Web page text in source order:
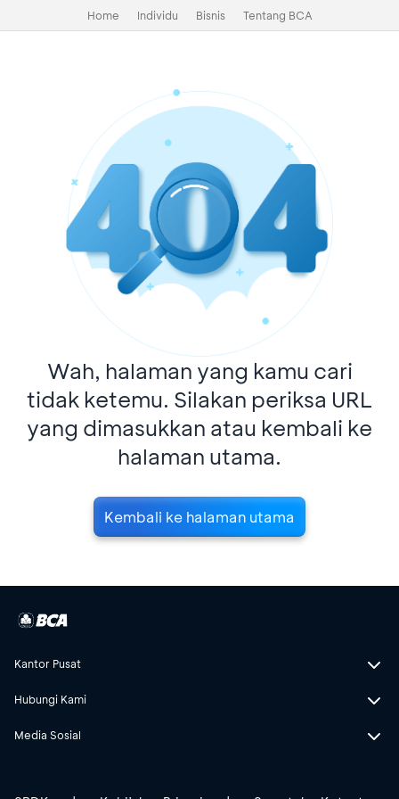
Home Individu Bisnis Tentang BCA
Wah, halaman yang kamu cari
tidak ketemu. Silakan periksa URL
yang dimasukkan atau kembali ke
halaman utama.
Kembali ke halaman utama
Kantor Pusat
Hubungi Kami
Media Sosial